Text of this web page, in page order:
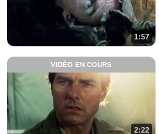
1:57
2:22
VIDÉO EN COURS